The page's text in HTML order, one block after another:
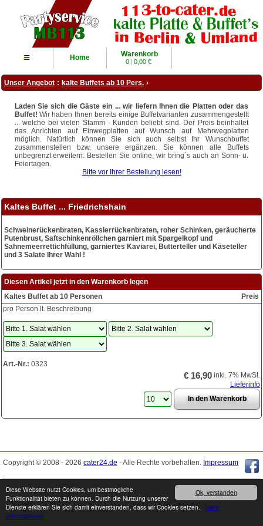
Ok, verstanden
Diese Website nutzt Cookies, um bestmögliche
Funktionalität bieten zu können. Durch die Nutzung unserer
Dienste erklären Sie sich damit einverstanden, dass wir Cookies setzen. mehr
Informationen
≡ Home Warenkorb
0 | 0,00 €
Unser Angebot : kalte Buffets ab 10 Pers. ›
Laden Sie sich die Gäste ein ... wir liefern Ihnen die Platten oder das
Buffet! Wir haben Ihnen bereits einige Buffetvarianten zusammengestellt
... welche bei vielen Stamm - Kunden beliebt sind. Der Preis beinhaltet
das Anrichten auf Einwegplatten auf Wunsch auf Mehrwegplatten
möglich. Natürlich können Sie sich auch selbst Ihr Wunschbuffet
zusammenstellen bzw. unsere ergänzen. Sie können alle Buffets
unbegrenzt erweitern. Bestellen Sie online, wir bring´s auch an Sonn- u.
Feiertagen.
Bitte vor Ihrer Bestellung lesen!
Kaltes Buffet ... Friedrichshain
Schweinerückenbraten, Kasslerrückenbraten, roher Schinken, geräucherte
Putenbrust, Saftschinkenröllchen garniert mit Spargelkopf und
Sahnemeerrettichfüllung, garniertes Kaviarei, Butterteller und Käseteller
und 3 Salate Ihrer Wahl !
Diesen Artikel jetzt in den Warenkorb legen
Kaltes Buffet ab 10 Personen
Preis
pro Person lt. Beschreibung
Art.-Nr.: 0323
€ 16,90 inkl. 7% MwSt.
Lieferinfo
Copyright © 2008 - 2026 cater24.de - Alle Rechte vorbehalten. Impressum
Produkte können von den Abbildungen abweichen. Druckfehler / Irrtümer sowie
Preis- und Sortimentänderungen vorbehalten.